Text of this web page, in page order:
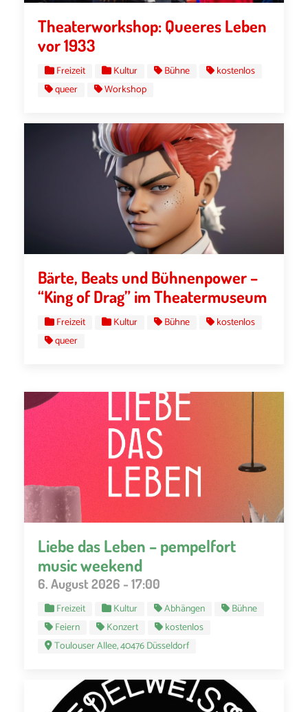
Theaterworkshop: Queeres Leben
vor 1933
Freizeit Kultur Bühne
kostenlos
queer
Workshop
Bärte, Beats und Bühnenpower –
“King of Drag” im Theatermuseum
Freizeit Kultur Bühne
kostenlos
queer
Liebe das Leben – pempelfort
music weekend
6. August 2026 - 17:00
Freizeit Kultur Abhängen
Bühne
Feiern
Konzert
kostenlos
Toulouser Allee, 40476 Düsseldorf